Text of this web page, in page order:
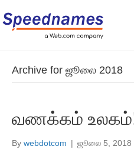
Archive for ஜூலை 2018
வணக்கம்
By webdotcom | ஜூலை 5, 2018